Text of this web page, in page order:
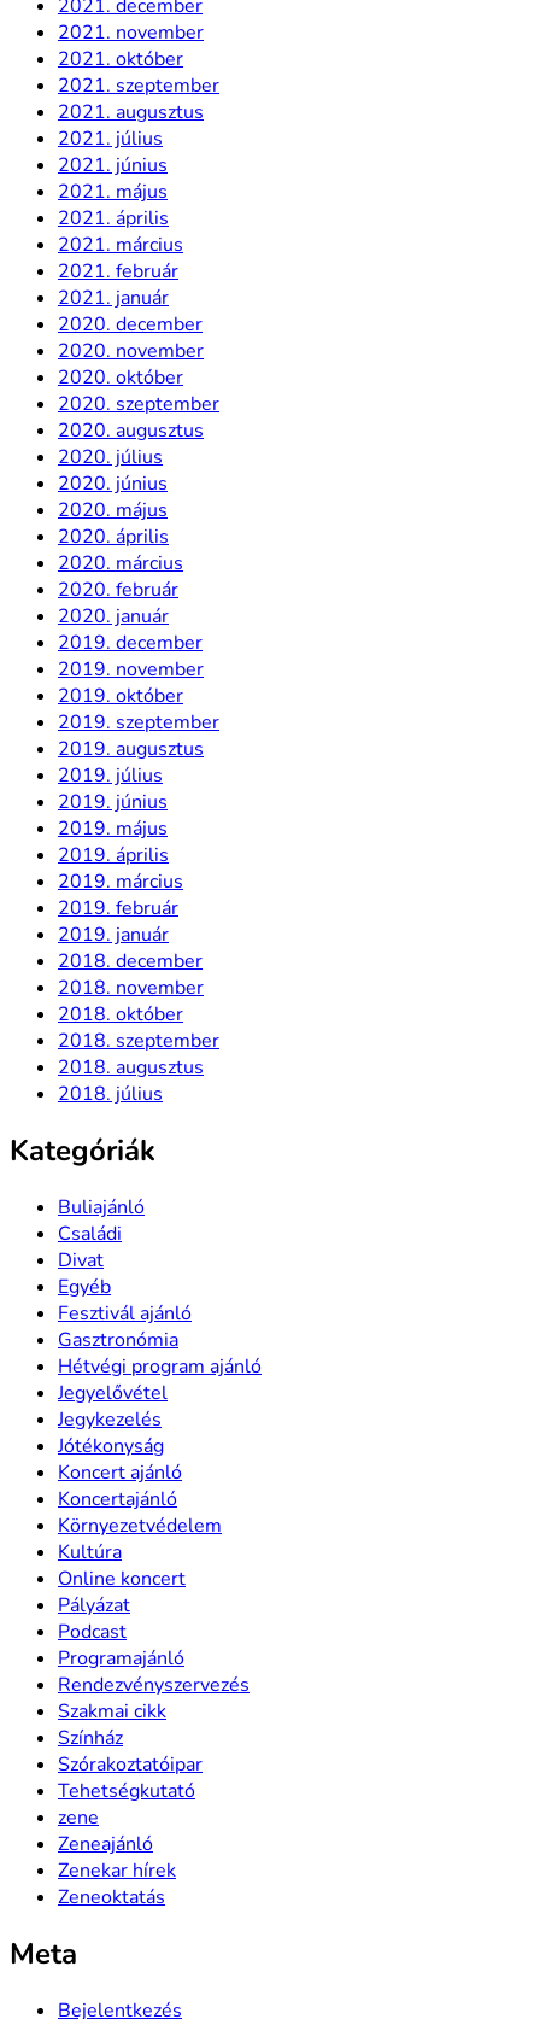
2021. december
2021. november
2021. október
2021. szeptember
2021. augusztus
2021. július
2021. június
2021. május
2021. április
2021. március
2021. február
2021. január
2020. december
2020. november
2020. október
2020. szeptember
2020. augusztus
2020. július
2020. június
2020. május
2020. április
2020. március
2020. február
2020. január
2019. december
2019. november
2019. október
2019. szeptember
2019. augusztus
2019. július
2019. június
2019. május
2019. április
2019. március
2019. február
2019. január
2018. december
2018. november
2018. október
2018. szeptember
2018. augusztus
2018. július
Kategóriák
Buliajánló
Családi
Divat
Egyéb
Fesztivál ajánló
Gasztronómia
Hétvégi program ajánló
Jegyelővétel
Jegykezelés
Jótékonyság
Koncert ajánló
Koncertajánló
Környezetvédelem
Kultúra
Online koncert
Pályázat
Podcast
Programajánló
Rendezvényszervezés
Szakmai cikk
Színház
Szórakoztatóipar
Tehetségkutató
zene
Zeneajánló
Zenekar hírek
Zeneoktatás
Meta
Bejelentkezés